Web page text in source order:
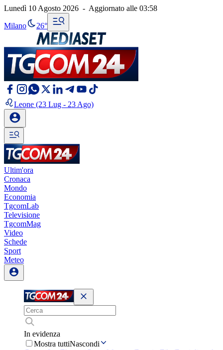
Lunedì 10 Agosto 2026 - Aggiornato alle 03:58
Milano 26°
Leone (23 Lug - 23 Ago)
Ultim'ora
Cronaca
Mondo
Economia
TgcomLab
Televisione
TgcomMag
Video
Schede
Sport
Meteo
In evidenza
Mostra tuttiNascondi